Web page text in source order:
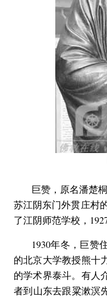
巨赞，原名潘楚
苏江阴东门外贯庄村
了江阴师范学校，
1930年冬，巨赞
的北京大学教授熊十
的学术界泰斗。有人
者到山东去跟粱漱溟